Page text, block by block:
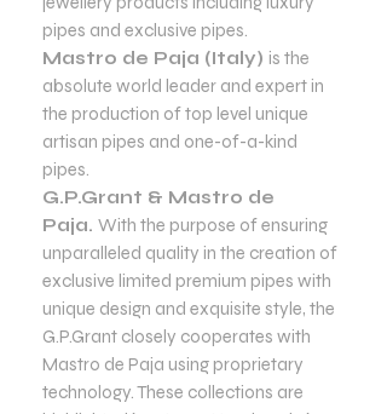
pipes and exclusive pipes.
Mastro de Paja (Italy) is the
absolute world leader and expert in
the production of top level unique
artisan pipes and one-of-a-kind
pipes.
G.P.Grant & Mastro de
Paja. With the purpose of ensuring
unparalleled quality in the creation of
exclusive limited premium pipes with
unique design and exquisite style, the
G.P.Grant closely cooperates with
Mastro de Paja using proprietary
technology. These collections are